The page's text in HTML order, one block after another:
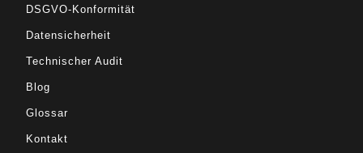
DSGVO-Konformität
Datensicherheit
Technischer Audit
Blog
Glossar
Kontakt